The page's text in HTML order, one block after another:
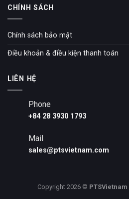
CHÍNH SÁCH
Chính sách bảo mật
Điều khoản & điều kiện thanh toán
LIÊN HỆ
Phone
+84 28 3930 1793
Mail
sales@ptsvietnam.com
Copyright 2026 © PTSVietnam